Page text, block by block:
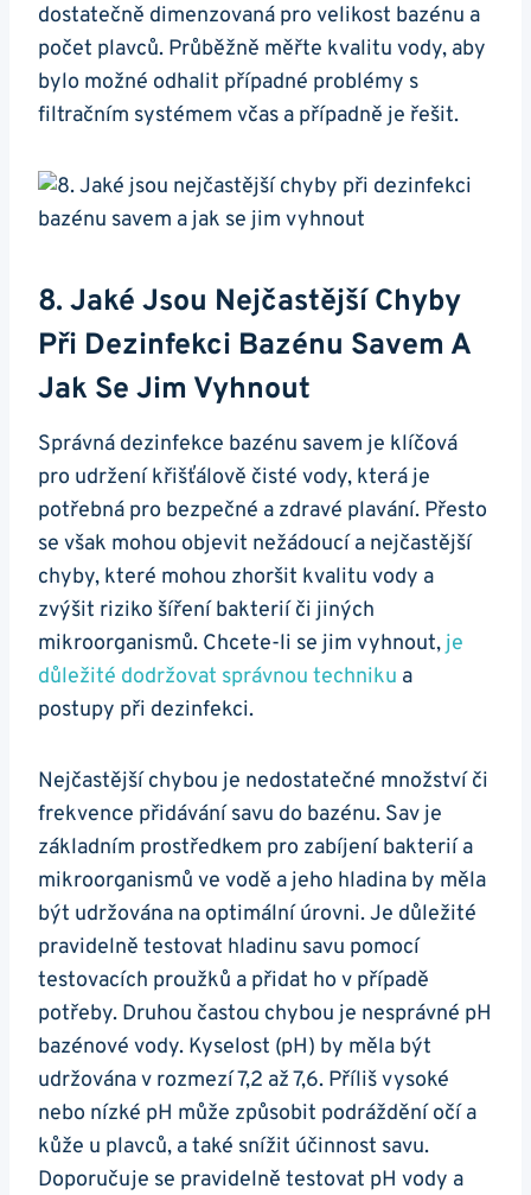
dostatečně dimenzovaná pro velikost bazénu a
počet plavců. Průběžně měřte kvalitu vody, aby
bylo možné odhalit případné problémy s
filtračním systémem včas a případně je řešit.
8. Jaké Jsou Nejčastější Chyby
Při Dezinfekci Bazénu Savem A
Jak Se Jim Vyhnout
Správná dezinfekce bazénu savem je klíčová
pro udržení křišťálově čisté vody, která je
potřebná pro bezpečné a zdravé plavání. Přesto
se však mohou objevit nežádoucí a nejčastější
chyby, které mohou zhoršit kvalitu vody a
zvýšit riziko šíření bakterií či jiných
mikroorganismů. Chcete-li se jim vyhnout, je
důležité dodržovat správnou techniku a
postupy při dezinfekci.
Nejčastější chybou je nedostatečné množství či
frekvence přidávání savu do bazénu. Sav je
základním prostředkem pro zabíjení bakterií a
mikroorganismů ve vodě a jeho hladina by měla
být udržována na optimální úrovni. Je důležité
pravidelně testovat hladinu savu pomocí
testovacích proužků a přidat ho v případě
potřeby. Druhou častou chybou je nesprávné pH
bazénové vody. Kyselost (pH) by měla být
udržována v rozmezí 7,2 až 7,6. Příliš vysoké
nebo nízké pH může způsobit podráždění očí a
kůže u plavců, a také snížit účinnost savu.
Doporučuje se pravidelně testovat pH vody a